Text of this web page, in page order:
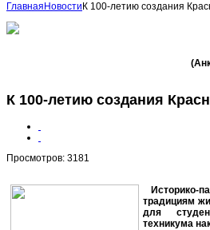
Главная Новости К 100-летию создания
К 100-летию создания
Просмотров: 3181
Историко-
традициям
для
техникума